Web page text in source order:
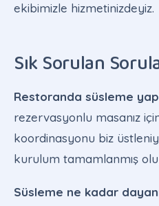
ekibimizle hizmetinizdeyiz.
Sık Sorulan
Restoranda süsleme
rezervasyonlu masanız
koordinasyonu biz
kurulum tamamlanmış
Süsleme ne kadar